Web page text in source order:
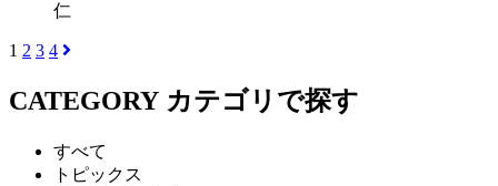
仁
1 2 3 4
CATEGORY カテゴリで探す
すべて
トピックス